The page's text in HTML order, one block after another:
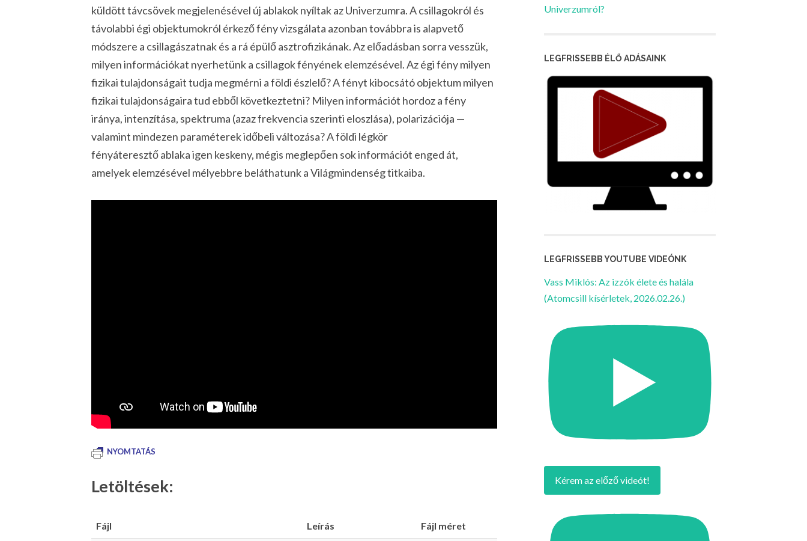
küldött távcsövek megjelenésével új ablakok nyíltak az Univerzumra. A csillagokról és
távolabbi égi objektumokról érkező fény vizsgálata azonban továbbra is alapvető
módszere a csillagászatnak és a rá épülő asztrofizikának. Az előadásban sorra vesszük,
milyen információkat nyerhetünk a csillagok fényének elemzésével. Az égi fény milyen
fizikai tulajdonságait tudja megmérni a földi észlelő? A fényt kibocsátó objektum milyen
fizikai tulajdonságaira tud ebből következtetni? Milyen információt hordoz a fény
iránya, intenzítása, spektruma (azaz frekvencia szerinti eloszlása), polarizációja —
valamint mindezen paraméterek időbeli változása? A földi légkör
fényáteresztőablakaigen keskeny, mégis meglepően sok információt enged át,
amelyek elemzésével mélyebbre beláthatunk a Világmindenség titkaiba.
NYOMTATÁS
Letöltések:
Fájl Leírás Fájl méret
Univerzumról?
LEGFRISSEBB ÉLŐ ADÁSAINK
LEGFRISSEBB YOUTUBE VIDEÓNK
Vass Miklós: Az izzók élete és halála
(Atomcsill kísérletek, 2026.02.26.)
Kérem az előző videót!